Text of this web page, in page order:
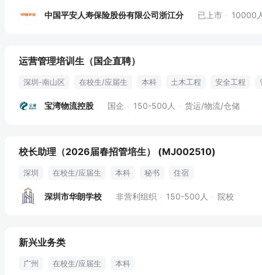
中国平安人寿保险股份有限公司浙江分 已上市 10000
运营管理培训生（国企直聘）
深圳-南山区 在校生/应届生 本科 土木工程 安全工程
宝湾物流控股 国企 150-500人 货运/物流/仓储
校长助理（2026届春招管培生） (MJ002510)
深圳 在校生/应届生 本科 秘书 住宿
深圳市华朗学校 非营利组织 150-500人 院校
新兴业务类
广州 在校生/应届生 本科